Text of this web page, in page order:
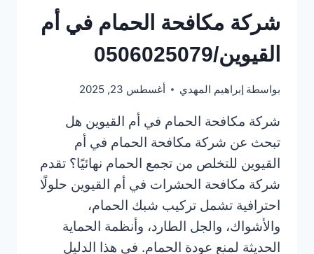
شركة مكافحة الحمام في أم
القيوين/0506025079
بواسطة إبراهيم المهدي أغسطس 23, 2025
شركة مكافحة الحمام في أم القيوين هل
تبحث عن شركة مكافحة الحمام في أم
القيوين للتخلص من تجمع الحمام نهائيًا؟ تقدم
شركة مكافحة الحشرات في أم القيوين حلولًا
احترافية تشمل تركيب شبك الحمام،
والأشواك، والجل الطارد، وأنظمة الحماية
الحديثة لمنع عودة الحمام. في هذا الدليل